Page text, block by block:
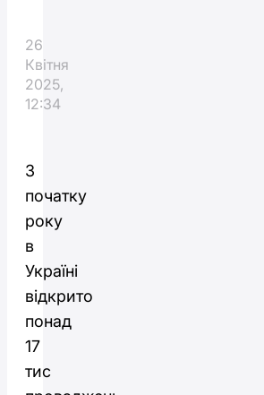
26
Квітня
2025,
12:34
З
початку
року
в
Україні
відкрито
понад
17
тис